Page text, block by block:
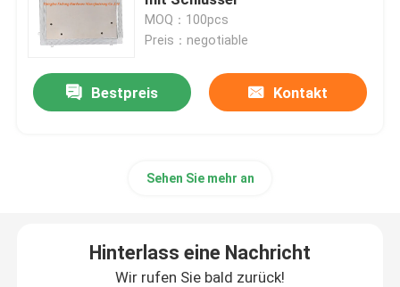
Bodenabflussabdeckung
Stahlluke
Sprengring-Klammer
MOQ：100pcs
Preis：negotiable
Bestpreis Kontakt
Sehen Sie mehr an
Hinterlass eine Nachricht
Wir rufen Sie bald zurück!